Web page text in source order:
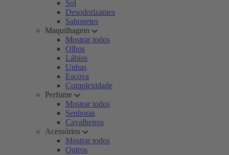
Sol
Desodorizantes
Sabonetes
Maquilhagem
Mostrar todos
Olhos
Lábios
Unhas
Escova
Complexidade
Perfume
Mostrar todos
Senhoras
Cavalheiros
Acessórios
Mostrar todos
Outros